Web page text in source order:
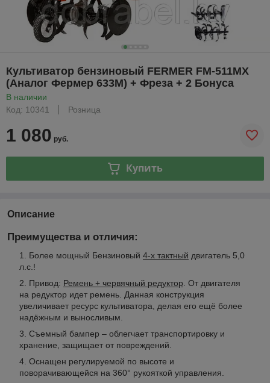
Культиватор бензиновый FERMER FM-511MX
(Аналог Фермер 633M) + Фреза + 2 Бонуса
В наличии
Код: 10341
Розница
1 080 руб.
Купить
Описание
Преимущества и отличия:
Более мощный Бензиновый 4-х тактный двигатель 5,0
л.с.!
Привод: Ремень + червячный редуктор . От двигателя
на редуктор идет ремень. Данная конструкция
увеличивает ресурс культиватора, делая его ещё более
надёжным и выносливым.
Съемный бампер – облегчает транспортировку и
хранение, защищает от повреждений.
Оснащен регулируемой по высоте и
поворачивающейся на 360° рукояткой управления.